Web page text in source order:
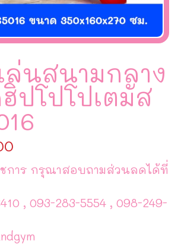
ล่นสนามกลาง
ปโปโปเตมัส
ชการ กรุณาสอบถามส่วนลดได้ที่
, 093-283-5554 , 098-249-